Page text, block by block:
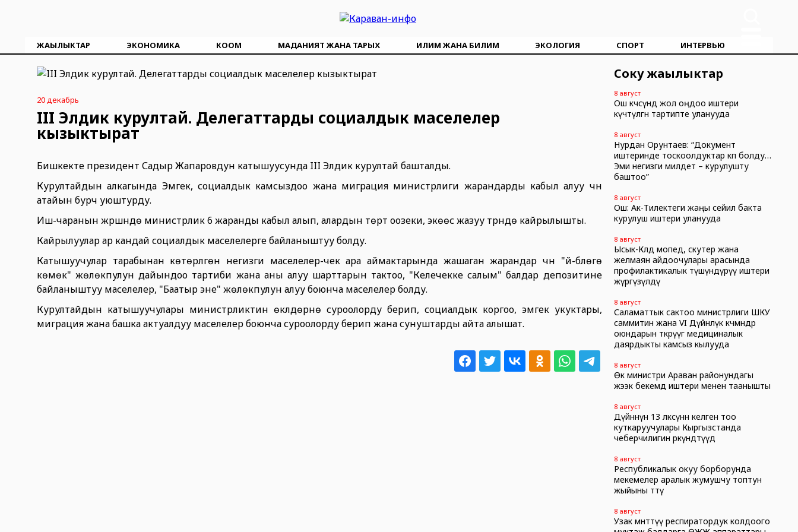
ЖАҢЫЛЫКТАР ЭКОНОМИКА КООМ МАДАНИЯТ ЖАНА ТАРЫХ ИЛИМ ЖАНА БИЛИМ ЭКОЛОГИЯ СПОРТ ИНТЕРВЬЮ
20 декабрь
III Элдик курултай. Делегаттарды социалдык маселелер
кызыктырат
Бишкекте президент Садыр Жапаровдун катышуусунда III Элдик курултай башталды.
Курултайдын алкагында Эмгек, социалдык камсыздоо жана миграция министрлиги жарандарды кабыл алуу үчүн
атайын бурч уюштурду.
Иш-чаранын жүрүшүндө министрлик 6 жаранды кабыл алып, алардын төртү оозеки, экөөсү жазуу түрүндө кайрылышты.
Кайрылуулар ар кандай социалдык маселелерге байланыштуу болду.
Катышуучулар тарабынан көтөрүлгөн негизги маселелер-чек ара аймактарында жашаган жарандар үчүн "үй-бүлөгө
көмөк" жөлөкпулун дайындоо тартиби жана аны алуу шарттарын тактоо, "Келечекке салым" балдар депозитине
байланыштуу маселелер, "Баатыр эне" жөлөкпулун алуу боюнча маселелер болду.
Курултайдын катышуучулары министрликтин өкүлдөрүнө суроолорду берип, социалдык коргоо, эмгек укуктары,
миграция жана башка актуалдуу маселелер боюнча суроолорду берип жана сунуштарды айта алышат.
Соңку жаңылыктар
8 август
Ош көчөсүндө жол оңдоо иштери
күчөтүлгөн тартипте уланууда
8 август
Нурдан Орунтаев: “Документ
иштеринде тоскоолдуктар көп болду…
Эми негизги милдет – курулушту
баштоо”
8 август
Ош: Ак-Тилектеги жаңы сейил бакта
курулуш иштери уланууда
8 август
Ысык-Көлдө мопед, скутер жана
желмаян айдоочулары арасында
профилактикалык түшүндүрүү иштери
жүргүзүлдү
8 август
Саламаттык сактоо министрлиги ШКУ
саммитин жана VI Дүйнөлүк көчмөндөр
оюндарын өткөрүүгө медициналык
даярдыкты камсыз кылууда
8 август
Өк министри Араван районундагы
жээк бекемдөө иштери менен таанышты
8 август
Дүйнөнүн 13 өлкөсүнөн келген тоо
куткаруучулары Кыргызстанда
чеберчилигин өркүндөтүүдө
8 август
Республикалык окуу борборунда
мекемелер аралык жумушчу топтун
жыйыны өттү
8 август
Узак мөөнөттүү респиратордук колдоого